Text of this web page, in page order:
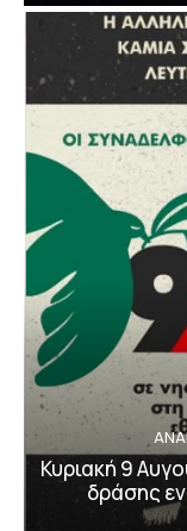
Κυριακή 9
δράσης